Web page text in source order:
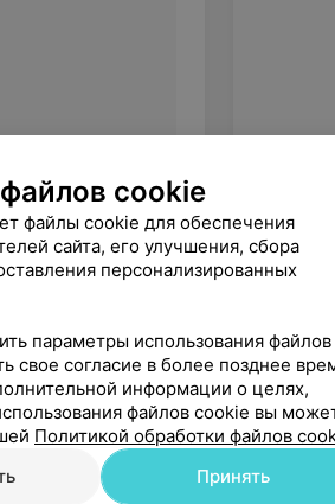
cookie
файлы cookie для обеспечения
сайта, его улучшения, сбора
персонализированных
параметры использования файлов
свое согласие в более позднее
информации о целях,
файлов cookie вы
Политикой обработки файлов
Принять